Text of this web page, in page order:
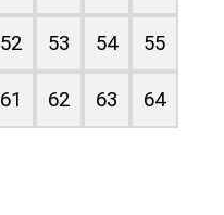
52 53 54 55
61 62 63 64